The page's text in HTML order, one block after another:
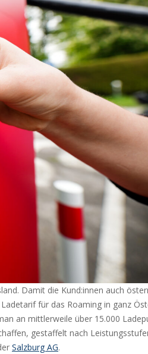
Damit die Kund:innen auch
für das Roaming in ganz
an mittlerweile über 15.000
gestaffelt nach
Salzburg AG.